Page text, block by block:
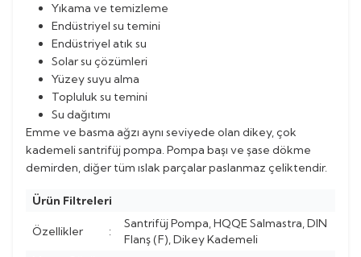
Yıkama ve temizleme
Endüstriyel su temini
Endüstriyel atık su
Solar su çözümleri
Yüzey suyu alma
Topluluk su temini
Su dağıtımı
Emme ve basma ağzı aynı seviyede olan dikey, çok
kademeli santrifüj pompa. Pompa başı ve şase dökme
demirden, diğer tüm ıslak parçalar paslanmaz çeliktendir.
Ürün Filtreleri
Özellikler :
Santrifüj Pompa, HQQE Salmastra, DIN
Flanş (F), Dikey Kademeli